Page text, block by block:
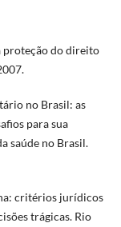
proteção do direito
no Brasil: as
para sua
saúde no Brasil.
critérios jurídicos
trágicas. Rio